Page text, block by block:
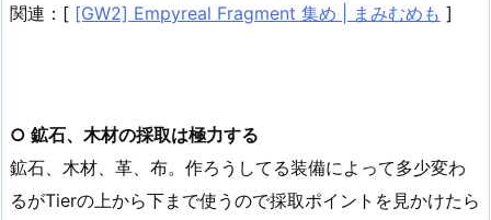
関連：[ [GW2] Empyreal Fragment 集め | まみむめも ]
○ 鉱石、木材の採取は極力する
鉱石、木材、革、布。作ろうしてる装備によって多少変わ
るがTierの上から下まで使うので採取ポイントを見かけたら